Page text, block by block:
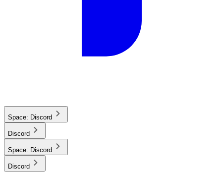
Space: Discord
Discord
Space: Discord
Discord